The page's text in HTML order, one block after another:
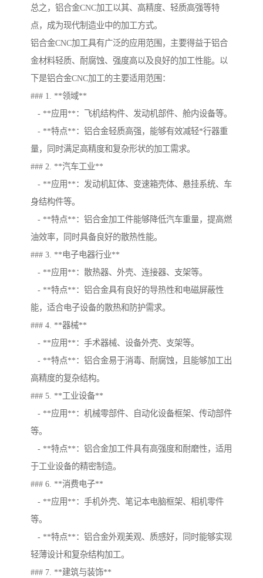
总之，铝合金CNC加工以其、高精度、轻质高强等特
点，成为现代制造业中的加工方式。
铝合金CNC加工具有广泛的应用范围，主要得益于铝合
金材料轻质、耐腐蚀、强度高以及良好的加工性能。以
下是铝合金CNC加工的主要适用范围：
### 1. **领域**
- **应用**：飞机结构件、发动机部件、舱内设备等。
- **特点**：铝合金轻质高强，能够有效减轻*行器重
量，同时满足高精度和复杂形状的加工需求。
### 2. **汽车工业**
- **应用**：发动机缸体、变速箱壳体、悬挂系统、车
身结构件等。
- **特点**：铝合金加工件能够降低汽车重量，提高燃
油效率，同时具备良好的散热性能。
### 3. **电子电器行业**
- **应用**：散热器、外壳、连接器、支架等。
- **特点**：铝合金具有良好的导热性和电磁屏蔽性
能，适合电子设备的散热和防护需求。
### 4. **器械**
- **应用**：手术器械、设备外壳、支架等。
- **特点**：铝合金易于消毒、耐腐蚀，且能够加工出
高精度的复杂结构。
### 5. **工业设备**
- **应用**：机械零部件、自动化设备框架、传动部件
等。
- **特点**：铝合金加工件具有高强度和耐磨性，适用
于工业设备的精密制造。
### 6. **消费电子**
- **应用**：手机外壳、笔记本电脑框架、相机零件
等。
- **特点**：铝合金外观美观、质感好，同时能够实现
轻薄设计和复杂结构加工。
### 7. **建筑与装饰**